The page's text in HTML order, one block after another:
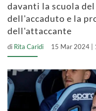
davanti la scuola
dell'accaduto e la
dell'attaccante
di Rita Caridi 15 Mar 2024 |